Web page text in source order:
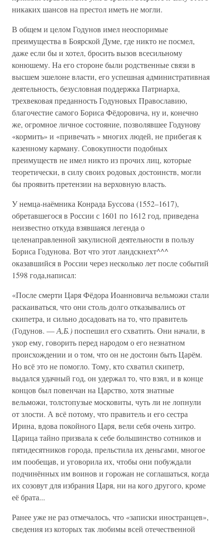
никаких шансов на престол иметь не могли.
В общем и целом Годунов имел неоспоримые
преимущества в Боярской Думе, где никто не посмел,
даже если бы и хотел, бросить вызов всесильному
конюшему. На его стороне были родственные связи в
высшем эшелоне власти, его успешная административная
деятельность, безусловная поддержка Патриарха,
трехвековая преданность Годуновых Православию,
благочестие самого Бориса Фёдоровича, ну и, конечно
же, огромное личное состояние, позволявшее Годунову
«кормить» и «привечать » многих людей, не прибегая к
казенному карману. Совокупности подобных
преимуществ не имел никто из прочих лиц, которые
теоретически, в силу своих родовых достоинств, могли
бы проявить претензии на верховную власть.
У немца-наёмника Конрада Буссова (1552–1617),
обретавшегося в России с 1601 по 1612 год, приведена
неизвестно откуда взявшаяся легенда о
целенаправленной закулисной деятельности в пользу
Бориса Годунова. Вот что этот ландскнехт^^^
оказавшийся в России через несколько лет после событий
1598 года,написал:
«После смерти Царя Фёдора Иоанновича вельможи стали
раскаиваться, что они столь долго отказывались от
скипетра, и сильно досадовать на то, что правитель
(Годунов. —А,Б.)поспешил его схватить. Они начали, в
укор ему, говорить перед народом о его незнатном
происхождении и о том, что он не достоин быть Царём.
Но всё это не помогло. Тому, кто схватил скипетр,
выдался удачный год, он удержал то, что взял, и в конце
концов был повенчан на Царство, хотя знатные
вельможи, толстопузые московиты, чуть ли не лопнули
от злости. А всё потому, что правитель и его сестра
Ирина, вдова покойного Царя, вели себя очень хитро.
Царица тайно призвала к себе большинство сотников и
пятидесятников города, прельстила их деньгами, многое
им пообещав, и уговорила их, чтобы они побуждали
подчинённых им воинов и горожан не соглашаться, когда
их созовут для избрания Царя, ни на кого другого, кроме
её брата...
Ранее уже не раз отмечалось, что «записки иностранцев»,
сведения из которых так любимы всей отечественной